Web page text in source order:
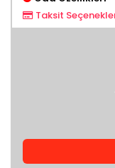
Taksit